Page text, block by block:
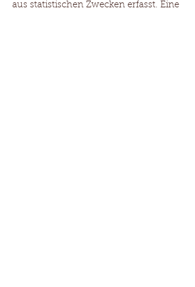
aus statistischen Zwecken erfasst. Eine